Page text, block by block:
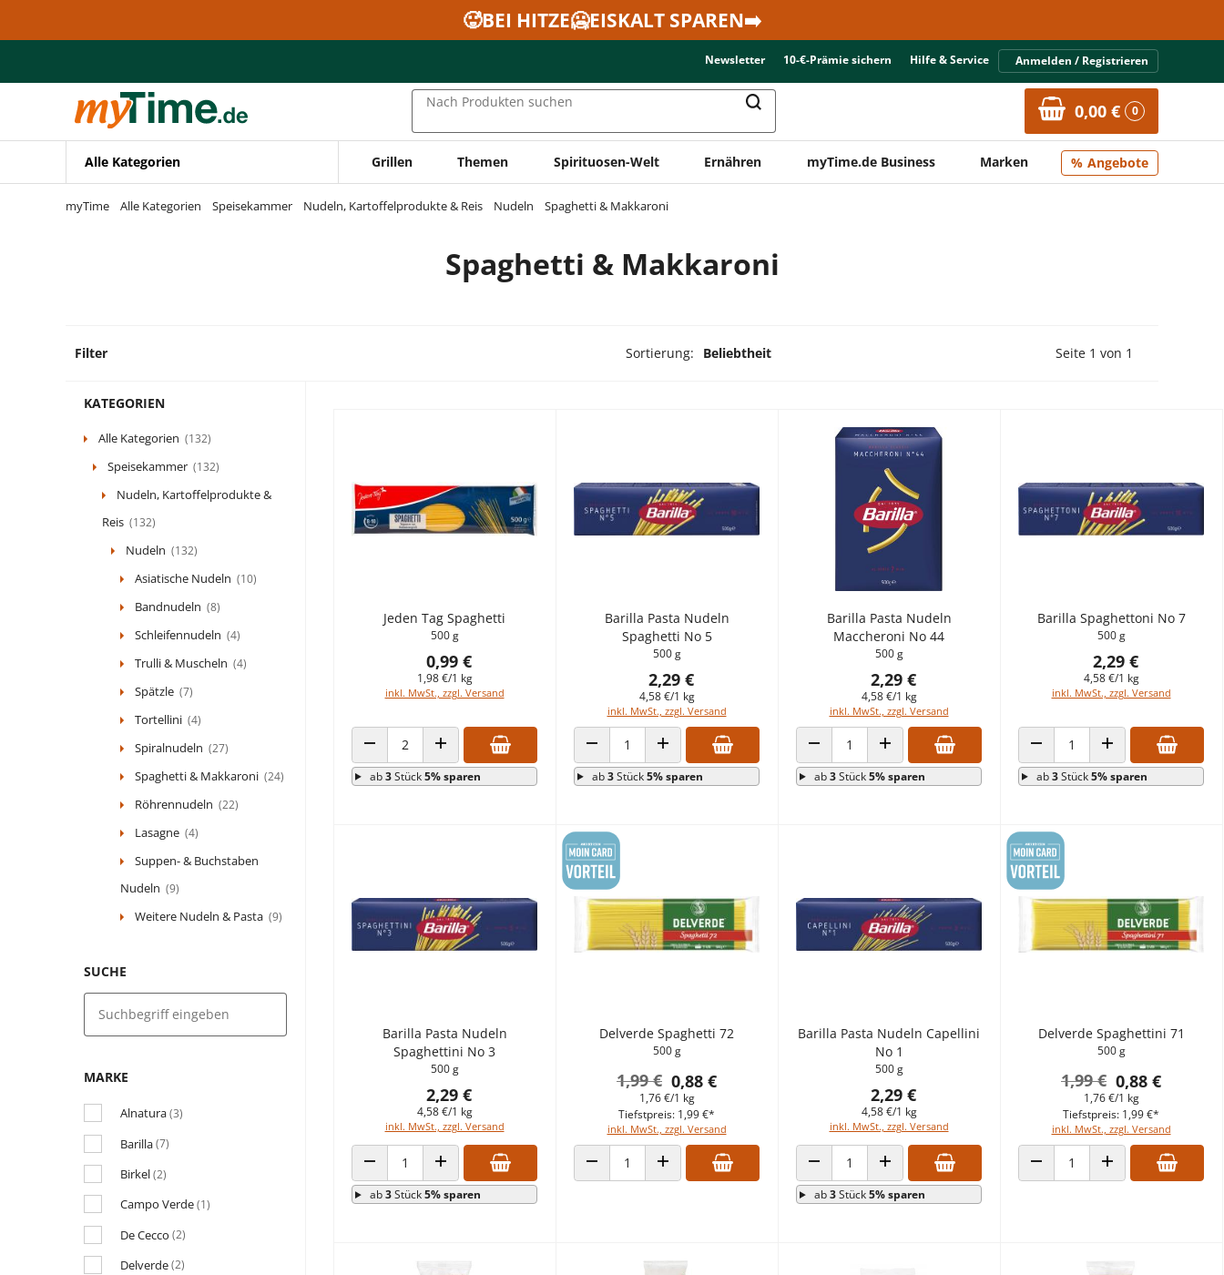
Zur Navigation springen
🥵BEI HITZE🥶EISKALT SPAREN➡️
Newsletter 10-€-Prämie sichern Hilfe & Service Anmelden / Registrieren
Nach Produkten suchen 0,00 € 0
Alle Kategorien Grillen Themen Spirituosen-Welt Ernähren myTime.de Business Marken Angebote
myTime Alle Kategorien Speisekammer Nudeln, Kartoffelprodukte & Reis Nudeln Spaghetti & Makkaroni
Spaghetti & Makkaroni
Filter Sortierung: Beliebtheit Vorherige Seite
Seite 1 von 1
KATEGORIEN
Alle Kategorien (132)
Speisekammer (132)
Nudeln, Kartoffelprodukte &
Reis (132)
Nudeln (132)
Asiatische Nudeln (10)
Bandnudeln (8)
Schleifennudeln (4)
Trulli & Muscheln (4)
Spätzle (7)
Tortellini (4)
Spiralnudeln (27)
Spaghetti & Makkaroni (24)
Röhrennudeln (22)
Lasagne (4)
Suppen- & Buchstaben
Nudeln (9)
Weitere Nudeln & Pasta (9)
SUCHE
MARKE
Alnatura(3)
Barilla(7)
Birkel(2)
Campo Verde(1)
De Cecco (2)
Delverde(2)
Jeden Tag Spaghetti
500 g
0,99 €
1,98 €/1 kg
inkl. MwSt., zzgl. Versand
ANZAHL VERRINGERNANZAHL ERHÖHEN
ab3Stück5% sparen
Barilla Pasta Nudeln
Spaghetti No 5
500 g
2,29 €
4,58 €/1 kg
inkl. MwSt., zzgl. Versand
ANZAHL VERRINGERNANZAHL ERHÖHEN
ab3Stück5% sparen
Barilla Pasta Nudeln
Maccheroni No 44
500 g
2,29 €
4,58 €/1 kg
inkl. MwSt., zzgl. Versand
ANZAHL VERRINGERNANZAHL ERHÖHEN
ab3Stück5% sparen
Barilla Spaghettoni No 7
500 g
2,29 €
4,58 €/1 kg
inkl. MwSt., zzgl. Versand
ANZAHL VERRINGERNANZAHL ERHÖHEN
ab3Stück5% sparen
Barilla Pasta Nudeln
Spaghettini No 3
500 g
2,29 €
4,58 €/1 kg
inkl. MwSt., zzgl. Versand
ANZAHL VERRINGERNANZAHL ERHÖHEN
ab3Stück5% sparen
Delverde Spaghetti 72
500 g
0,88 €
1,99 €
1,76 €/1 kg
inkl. MwSt., zzgl. Versand
Tiefstpreis: 1,99 €*
ANZAHL VERRINGERNANZAHL ERHÖHEN
Barilla Pasta Nudeln Capellini
No 1
500 g
2,29 €
4,58 €/1 kg
inkl. MwSt., zzgl. Versand
ANZAHL VERRINGERNANZAHL ERHÖHEN
ab3Stück5% sparen
Delverde Spaghettini 71
500 g
0,88 €
1,99 €
1,76 €/1 kg
inkl. MwSt., zzgl. Versand
Tiefstpreis: 1,99 €*
ANZAHL VERRINGERNANZAHL ERHÖHEN